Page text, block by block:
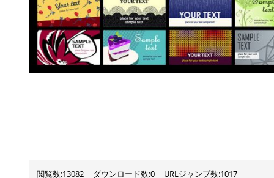
閲覧数:13082 ダウンロード数:0
URLジャンプ数:1017